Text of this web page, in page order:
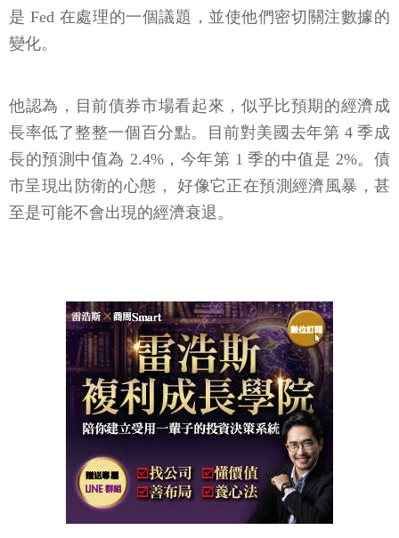
是 Fed 在處理的一個議題，並使他們密切關注數據的
變化。
他認為，目前債券市場看起來，似乎比預期的經濟成
長率低了整整一個百分點。目前對美國去年第 4 季成
長的預測中值為 2.4%，今年第 1 季的中值是 2%。債
市呈現出防衛的心態， 好像它正在預測經濟風暴，甚
至是可能不會出現的經濟衰退。